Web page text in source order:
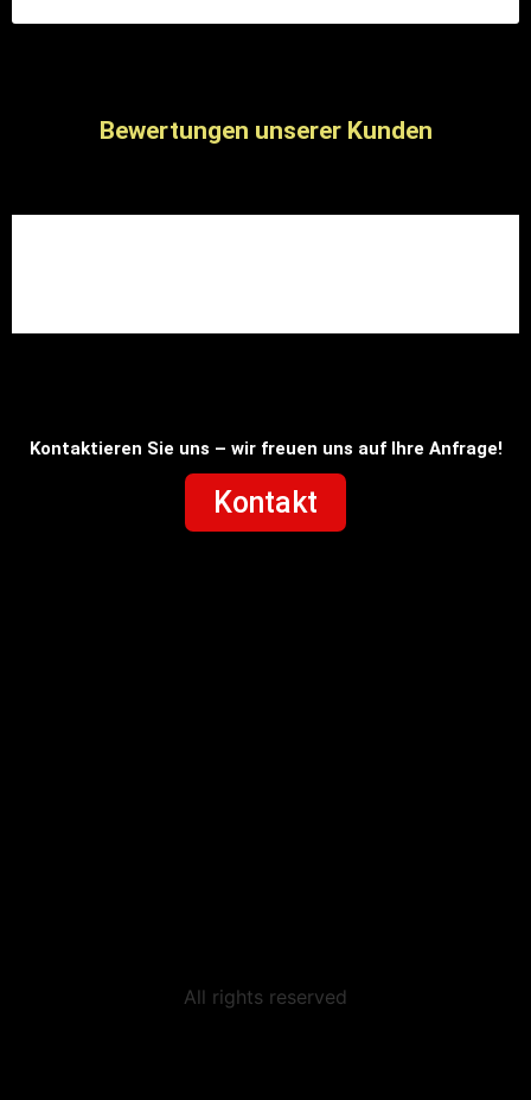
Bewertungen unserer Kunden
Kontaktieren Sie uns – wir freuen uns auf Ihre Anfrage!
Kontakt
All rights reserved